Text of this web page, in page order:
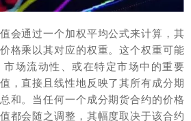
会通过一个加权平均公式来计算，其
格乘以其对应的权重。这个权重可能
场流动性、或在特定市场中的重要
，直接且线性地反映了其所有成分期
和。当任何一个成分期货合约的价格
都会随之调整，其幅度取决于该合约